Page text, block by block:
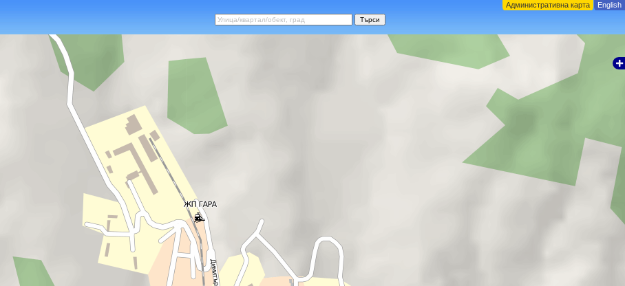
Административна карта English